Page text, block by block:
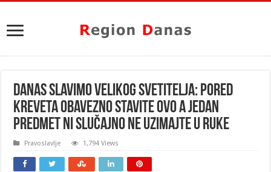
DANAS SLAVIMO VELIKOG SVETITELJA: Pored
kreveta obavezno STAVITE OVO a jedan
predmet ni slučajno NE UZIMAJTE U RUKE
Pravoslavlje 1,794 Views